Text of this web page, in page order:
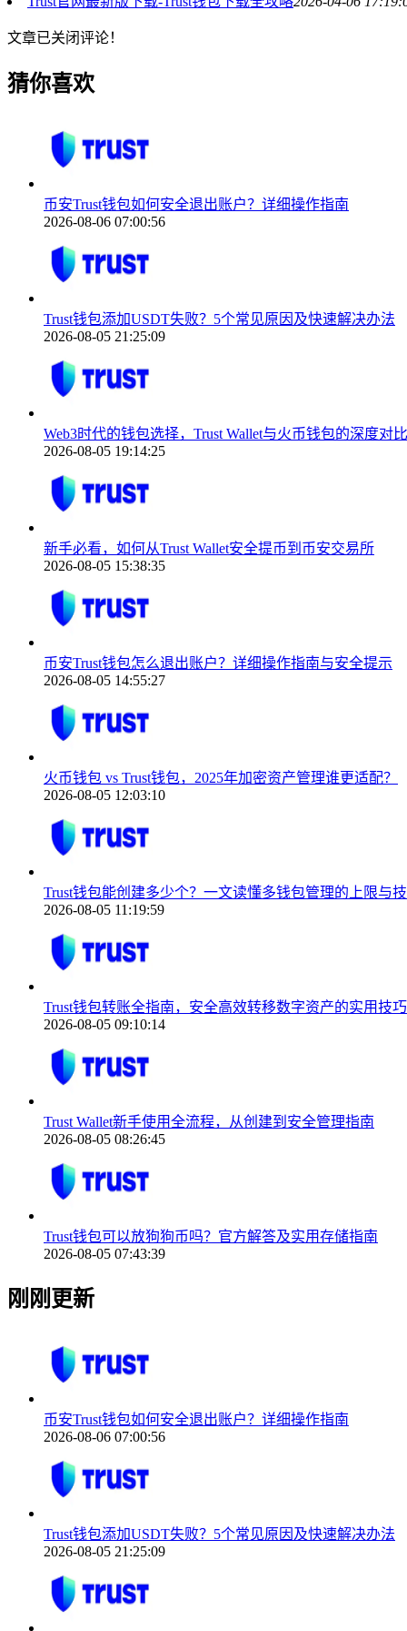
文章已关闭评论！
猜你喜欢
币安Trust钱包如何安全退出账户？详细操作指南
2026-08-06 07:00:56
Trust钱包添加USDT失败？5个常见原因及快速解决办法
2026-08-05 21:25:09
Web3时代的钱包选择，Trust Wallet与火币钱包的深度对比
2026-08-05 19:14:25
新手必看，如何从Trust Wallet安全提币到币安交易所
2026-08-05 15:38:35
币安Trust钱包怎么退出账户？详细操作指南与安全提示
2026-08-05 14:55:27
火币钱包 vs Trust钱包，2025年加密资产管理谁更适配？
2026-08-05 12:03:10
Trust钱包能创建多少个？一文读懂多钱包管理的上限与
2026-08-05 11:19:59
Trust钱包转账全指南，安全高效转移数字资产的实用技巧
2026-08-05 09:10:14
Trust Wallet新手使用全流程，从创建到安全管理指南
2026-08-05 08:26:45
Trust钱包可以放狗狗币吗？官方解答及实用存储指南
2026-08-05 07:43:39
刚刚更新
币安Trust钱包如何安全退出账户？详细操作指南
2026-08-06 07:00:56
Trust钱包添加USDT失败？5个常见原因及快速解决办法
2026-08-05 21:25:09